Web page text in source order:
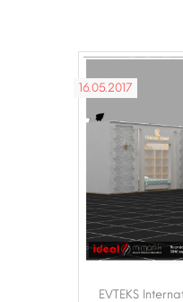
16.05.2017
EVTEKS